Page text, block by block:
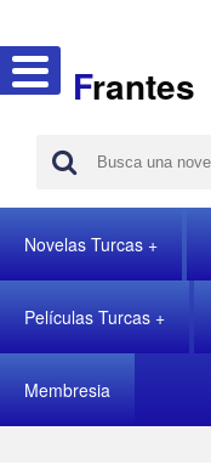
Frantes
Novelas Turcas
Películas Turcas
Membresia